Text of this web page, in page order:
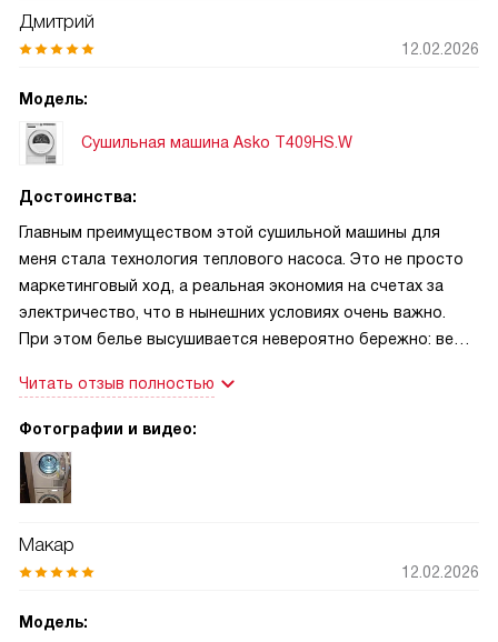
тихий, не мешает вечером в квартире. С паром вещи реже
пуховым наполнителем — наполнитель остался
Понравился цветной дисплей: управление понятное,
разглаживание паром действительно сокращают время за
утюгом. Приложение Connect Life TRIR пригодилось для
отложенного старта и контроля с телефона — удобно,
когда собираешься и не хочешь забыть включить сушку.
Дмитрий
12.02.2026
Модель:
Сушильная машина Asko T409HS.W
Достоинства:
Главным преимуществом этой сушильной машины для
меня стала технология теплового насоса. Это не просто
маркетинговый ход, а реальная экономия на счетах за
электричество, что в нынешних условиях очень важно.
При этом белье высушивается невероятно бережно: вещи
избавляются от влаги, сохраняя свою структуру и цвет.
Отдельного восторга заслуживает функция пара —
стали моими спасителями. Теперь я могу быстро
освежить пиджак после рабочего дня или разгладить
доски, что экономит массу времени. Также хочу отметить
тихую работу инверторного мотора: машину практически
шарикоподшипниках она стоит мертво и не вибрирует.
Читать отзыв полностью
Фотографии и видео:
Макар
12.02.2026
Модель: